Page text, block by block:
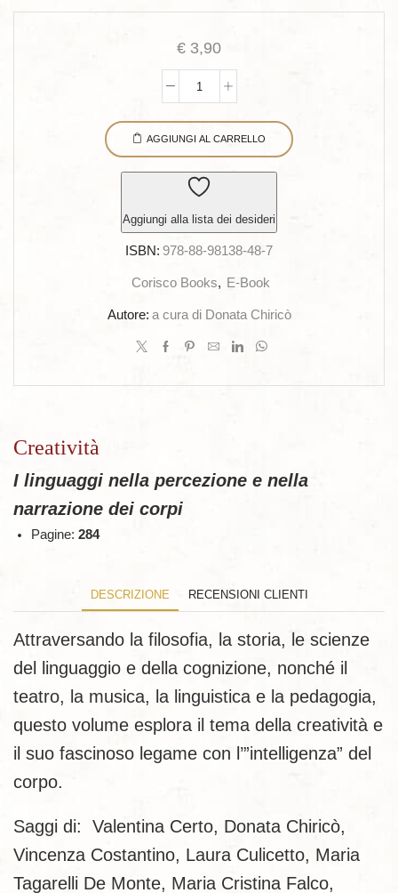
€ 3,90
Creatività
quantità
AGGIUNGI AL CARRELLO
Aggiungi alla lista dei desideri
ISBN: 978-88-98138-48-7
Corisco Books, E-Book
Autore: a cura di Donata Chiricò
Creatività
I linguaggi nella percezione e nella
narrazione dei corpi
Pagine: 284
DESCRIZIONE RECENSIONI CLIENTI
Attraversando la filosofia, la storia, le scienze
del linguaggio e della cognizione, nonché il
teatro, la musica, la linguistica e la pedagogia,
questo volume esplora il tema della creatività e
il suo fascinoso legame con l’”intelligenza” del
corpo.
Saggi di: Valentina Certo, Donata Chiricò,
Vincenza Costantino, Laura Culicetto, Maria
Tagarelli De Monte, Maria Cristina Falco,